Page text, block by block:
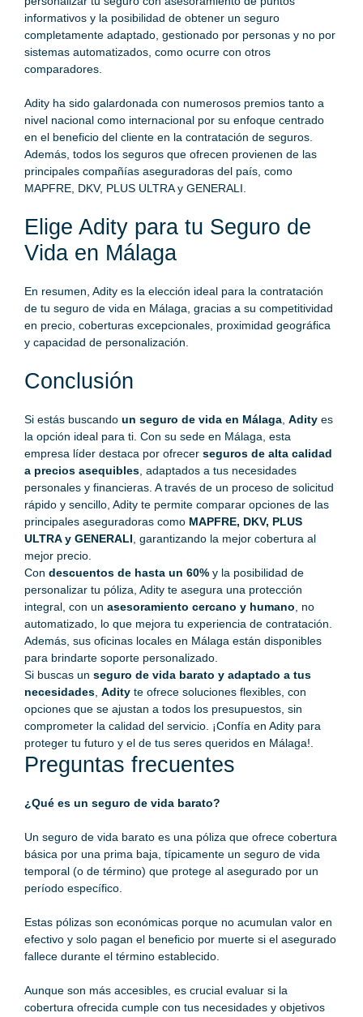
informativos y la posibilidad de obtener un seguro
completamente adaptado, gestionado por personas y no por
sistemas automatizados, como ocurre con otros
comparadores.
Adity ha sido galardonada con numerosos premios tanto a
nivel nacional como internacional por su enfoque centrado
en el beneficio del cliente en la contratación de seguros.
Además, todos los seguros que ofrecen provienen de las
principales compañías aseguradoras del país, como
MAPFRE, DKV, PLUS ULTRA y GENERALI.
Elige Adity para tu Seguro de
Vida en Málaga
En resumen, Adity es la elección ideal para la contratación
de tu seguro de vida en Málaga, gracias a su competitividad
en precio, coberturas excepcionales, proximidad geográfica
y capacidad de personalización.
Conclusión
Si estás buscando un seguro de vida en Málaga Adity es
la opción ideal para ti. Con su sede en Málaga, esta
empresa líder destaca por ofrecer seguros de alta calidad
a precios asequibles , adaptados a tus necesidades
personales y financieras. A través de un proceso de solicitud
rápido y sencillo, Adity te permite comparar opciones de las
principales aseguradoras como MAPFRE, DKV, PLUS
ULTRA y GENERALI , garantizando la mejor cobertura al
mejor precio.
Con descuentos de hasta un 60% y la posibilidad de
personalizar tu póliza, Adity te asegura una protección
integral, con un asesoramiento cercano y humano , no
automatizado, lo que mejora tu experiencia de contratación.
Además, sus oficinas locales en Málaga están disponibles
para brindarte soporte personalizado.
Si buscas un seguro de vida barato y adaptado a tus
necesidades Adity te ofrece soluciones flexibles, con
opciones que se ajustan a todos los presupuestos, sin
comprometer la calidad del servicio. ¡Confía en Adity para
proteger tu futuro y el de tus seres queridos en Málaga!.
Preguntas frecuentes
¿Qué es un seguro de vida barato?
Un seguro de vida barato es una póliza que ofrece cobertura
básica por una prima baja, típicamente un seguro de vida
temporal (o de término) que protege al asegurado por un
período específico.
Estas pólizas son económicas porque no acumulan valor en
efectivo y solo pagan el beneficio por muerte si el asegurado
fallece durante el término establecido.
Aunque son más accesibles, es crucial evaluar si la
cobertura ofrecida cumple con tus necesidades y objetivos